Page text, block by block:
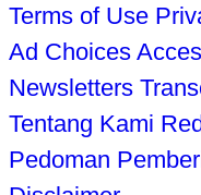
Terms of Use
Ad Choices
Newsletters
Tentang Kami
Pedoman